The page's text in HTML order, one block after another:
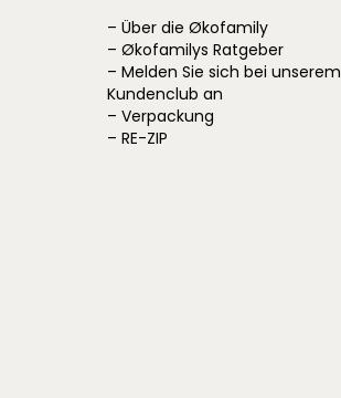
– Über die Økofamily
– Økofamilys Ratgeber
– Melden Sie sich bei unserem
Kundenclub an
– Verpackung
– RE-ZIP